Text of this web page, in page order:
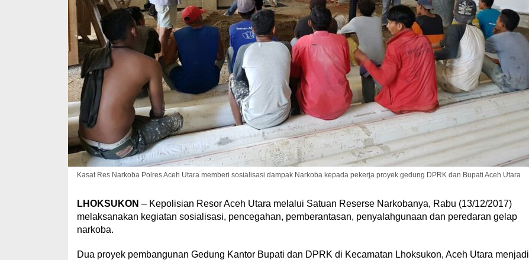
Kasat Res Narkoba Polres Aceh Utara memberi sosialisasi dampak Narkoba kepada pekerja proyek gedung DPRK dan Bupati Aceh Utara
LHOKSUKON – Kepolisian Resor Aceh Utara melalui Satuan Reserse Narkobanya, Rabu (13/12/2017)
melaksanakan kegiatan sosialisasi, pencegahan, pemberantasan, penyalahgunaan dan peredaran gelap
narkoba.
Dua proyek pembangunan Gedung Kantor Bupati dan DPRK di Kecamatan Lhoksukon, Aceh Utara menjadi